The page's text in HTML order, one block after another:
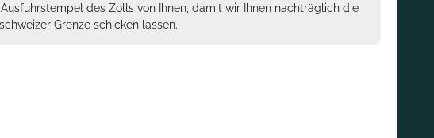
des Zolls von Ihnen, damit wir Ihnen nachträglich die
Grenze schicken lassen.